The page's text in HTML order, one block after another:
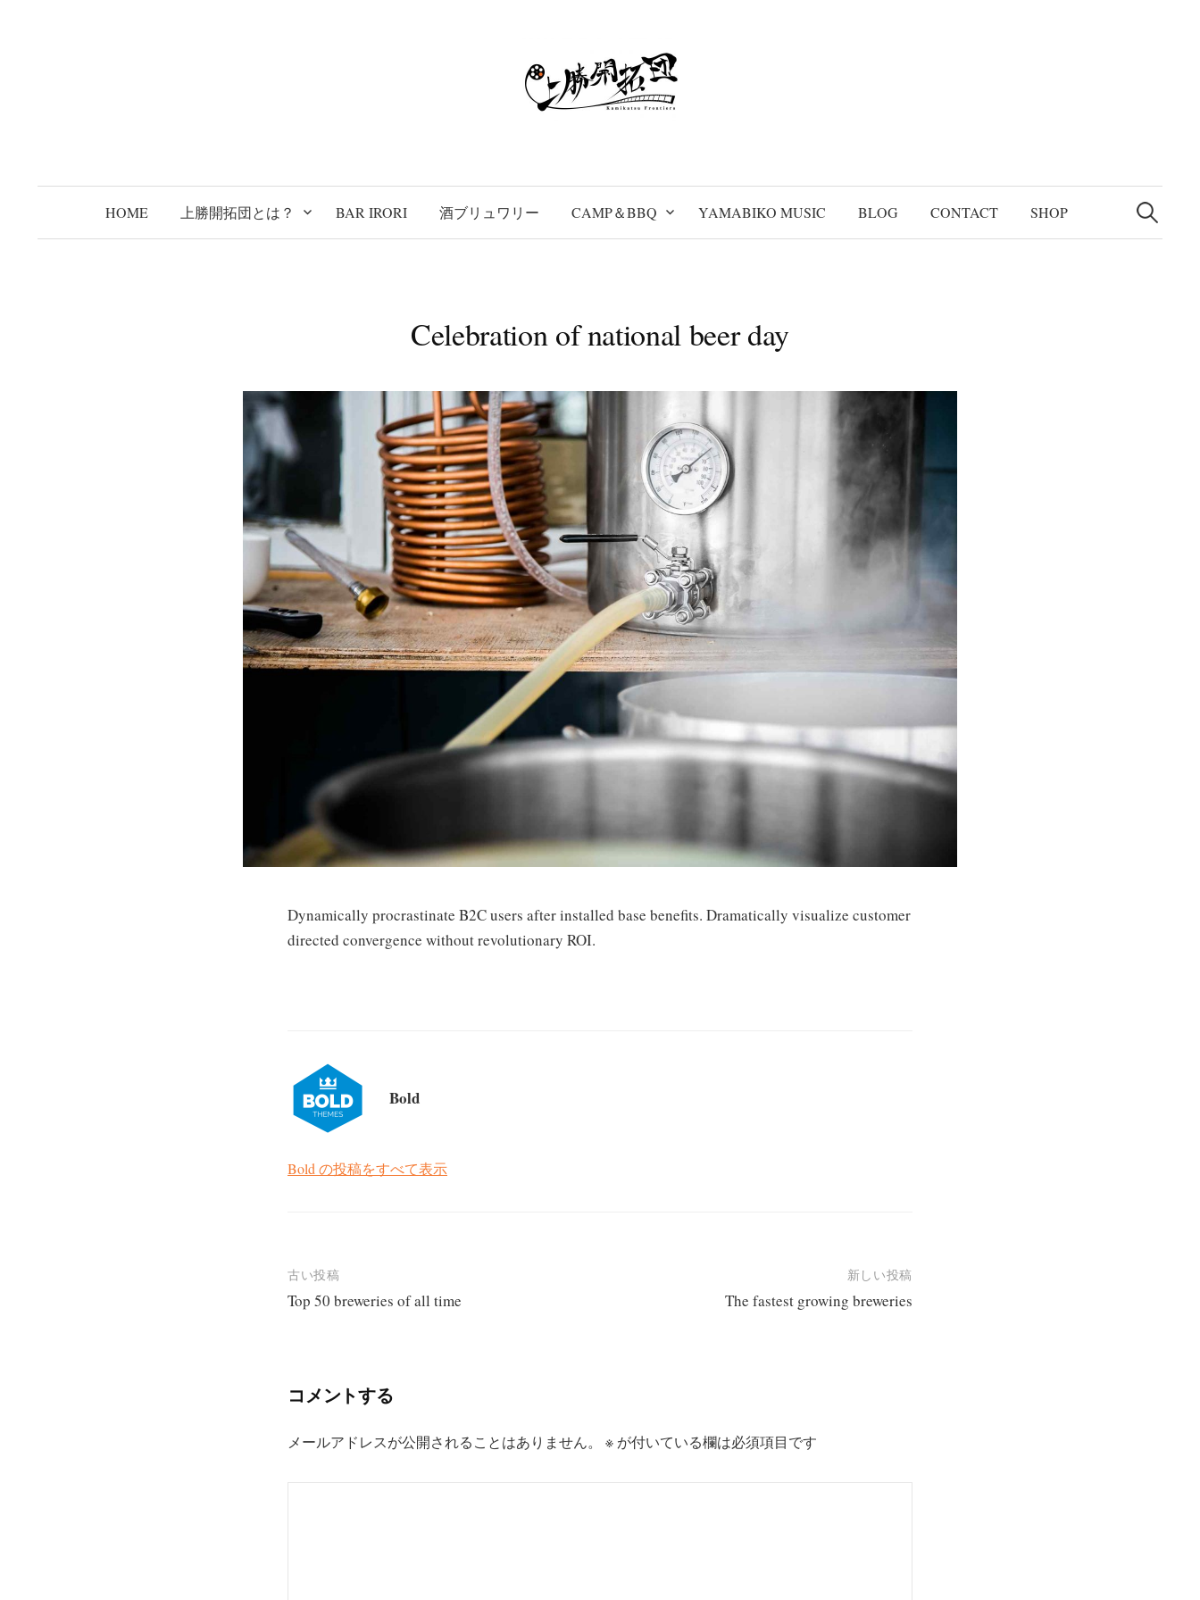
キ
プ
HOME 上勝開拓団とは？ BAR IRORI 酒ブリュワリー CAMP＆BBQ YAMABIKO MUSIC BLOG CONTACT SHOP
検
索:
Celebration of national beer day
Dynamically procrastinate B2C users after installed base benefits. Dramatically visualize customer
directed convergence without revolutionary ROI.
Bold
Bold の投稿をすべて表示
投
稿
ゲ
シ
ョ
古い投稿
Top 50 breweries of all time
新しい投稿
The fastest growing breweries
コメントする
メールアドレスが公開されることはありません。 ※ が付いている欄は必須項目です